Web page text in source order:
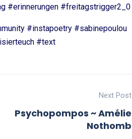
#erinnerungen #freitagstrigger2_0
#instapoetry #sabinepoulou
#text
Next Post
Psychopompos ~ Amélie
Nothomb